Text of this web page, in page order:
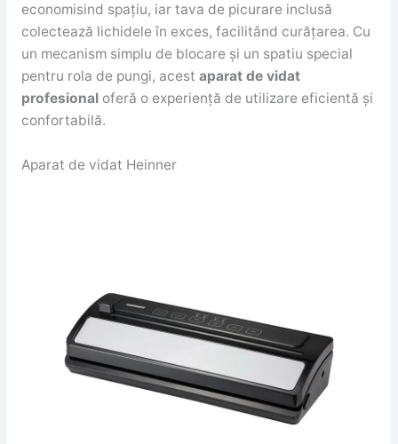
economisind spațiu, iar tava de picurare inclusă
colectează lichidele în exces, facilitând curățarea. Cu
un mecanism simplu de blocare și un spatiu special
pentru rola de pungi, acest aparat de vidat
profesionaloferă o experiență de utilizare eficientă și
confortabilă.
Aparat de vidat Heinner